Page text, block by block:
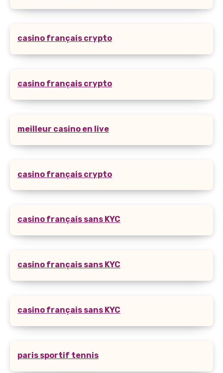
casino français crypto
casino français crypto
meilleur casino en live
casino français crypto
casino français sans KYC
casino français sans KYC
casino français sans KYC
paris sportif tennis